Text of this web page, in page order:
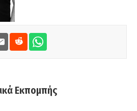
Εκπομπής